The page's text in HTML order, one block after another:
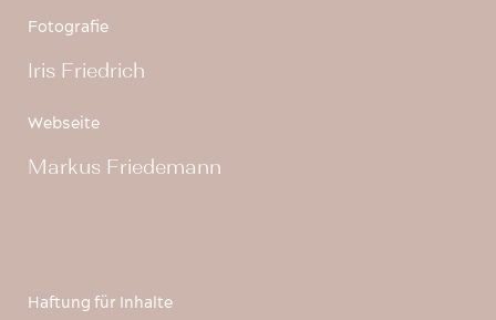
Fotografie
Iris Friedrich
Webseite
Markus Friedemann
Haftung für Inhalte